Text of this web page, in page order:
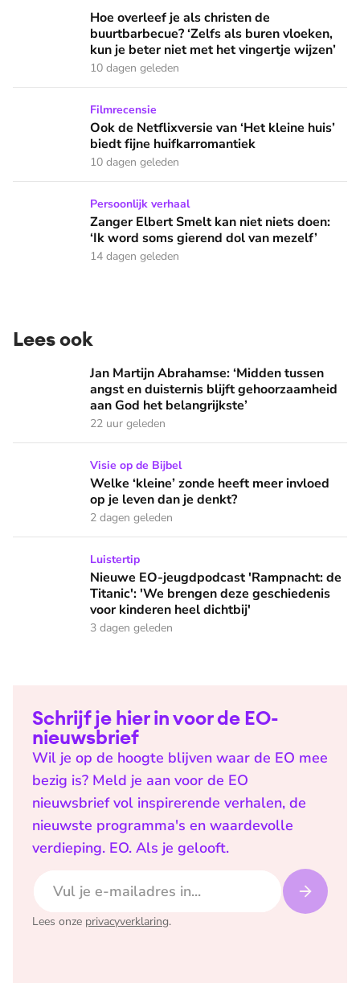
Hoe overleef je als christen de buurtbarbecue? ‘Zelfs als
Hoe overleef je als christen de
buurtbarbecue? ‘Zelfs als buren vloeken,
kun je beter niet met het vingertje wijzen’
10 dagen geleden
Ook de Netflixversie van ‘Het kleine huis’ biedt fijne
Filmrecensie
Ook de Netflixversie van ‘Het kleine huis’
biedt fijne huifkarromantiek
10 dagen geleden
Zanger Elbert Smelt kan niet niets doen: ‘Ik word soms
Persoonlijk verhaal
Zanger Elbert Smelt kan niet niets doen:
‘Ik word soms gierend dol van mezelf’
14 dagen geleden
Lees ook
Jan Martijn Abrahamse: ‘Midden tussen angst en
Jan Martijn Abrahamse: ‘Midden tussen
angst en duisternis blijft gehoorzaamheid
aan God het belangrijkste’
22 uur geleden
Welke ‘kleine’ zonde heeft meer invloed op je leven dan je
Visie op de Bijbel
Welke ‘kleine’ zonde heeft meer invloed
op je leven dan je denkt?
2 dagen geleden
Nieuwe EO-jeugdpodcast 'Rampnacht: de Titanic': 'We
Luistertip
Nieuwe EO-jeugdpodcast 'Rampnacht: de
Titanic': 'We brengen deze geschiedenis
voor kinderen heel dichtbij'
3 dagen geleden
Schrijf je hier in voor de EO-
nieuwsbrief
Wil je op de hoogte blijven waar de EO mee
bezig is? Meld je aan voor de EO
nieuwsbrief vol inspirerende verhalen, de
nieuwste programma's en waardevolle
verdieping. EO. Als je gelooft.
Lees onze privacyverklaring.